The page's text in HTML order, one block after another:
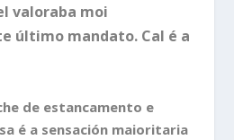
valoraba moi
último mandato. Cal é a
de estancamento e
é a sensación maioritaria